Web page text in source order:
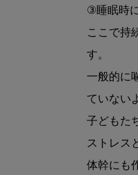
③睡眠時
ここで持
す。
一般的に
ていない
子どもた
ストレス
体幹にも